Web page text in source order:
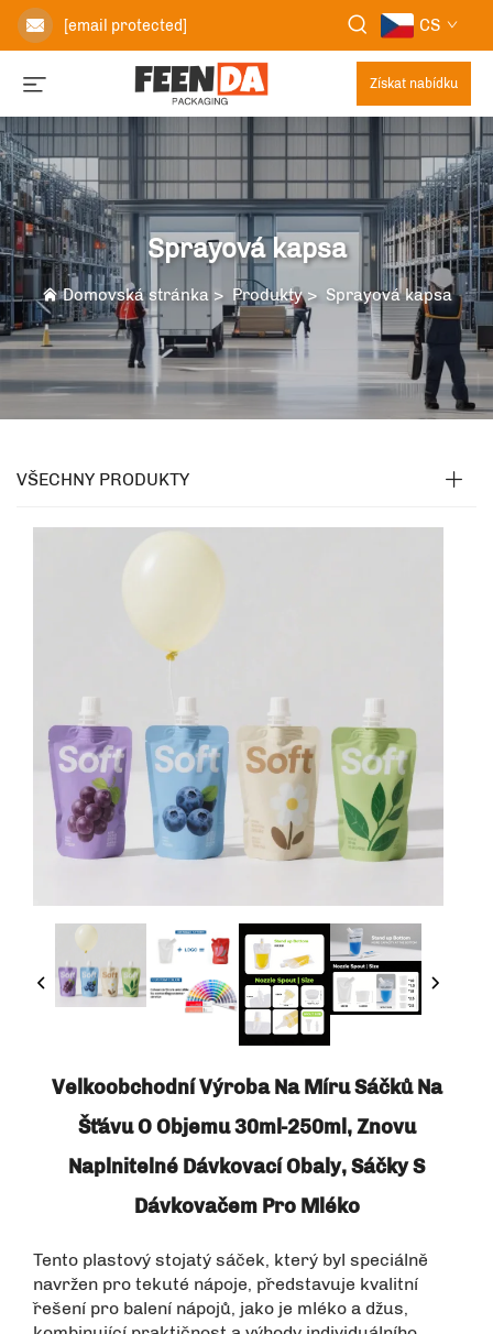
[email protected] CS
Získat nabídku
Sprayová kapsa
Domovská stránka > Produkty> Sprayová kapsa
VŠECHNY PRODUKTY
Velkoobchodní Výroba Na Míru Sáčků Na
Šťávu O Objemu 30ml-250ml, Znovu
Naplnitelné Dávkovací Obaly, Sáčky S
Dávkovačem Pro Mléko
Tento plastový stojatý sáček, který byl speciálně
navržen pro tekuté nápoje, představuje kvalitní
řešení pro balení nápojů, jako je mléko a džus,